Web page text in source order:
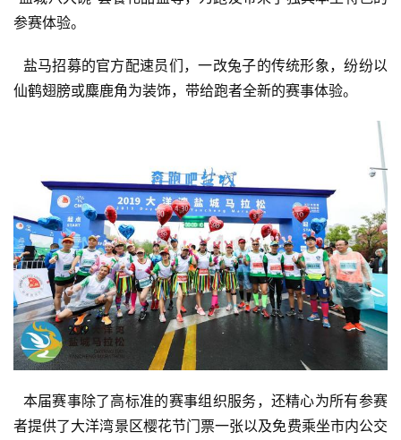
参赛体验。
盐马招募的官方配速员们，一改兔子的传统形象，纷纷以
仙鹤翅膀或麋鹿角为装饰，带给跑者全新的赛事体验。
本届赛事除了高标准的赛事组织服务，还精心为所有参赛
者提供了大洋湾景区樱花节门票一张以及免费乘坐市内公交